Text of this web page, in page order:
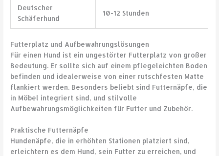
Deutscher
Schäferhund
10-12 Stunden
Futterplatz und Aufbewahrungslösungen
Für einen Hund ist ein ungestörter Futterplatz von großer
Bedeutung. Er sollte sich auf einem pflegeleichten Boden
befinden und idealerweise von einer rutschfesten Matte
flankiert werden. Besonders beliebt sind Futternäpfe, die
in Möbel integriert sind, und stilvolle
Aufbewahrungsmöglichkeiten für Futter und Zubehör.
Praktische Futternäpfe
Hundenäpfe, die in erhöhten Stationen platziert sind,
erleichtern es dem Hund, sein Futter zu erreichen, und